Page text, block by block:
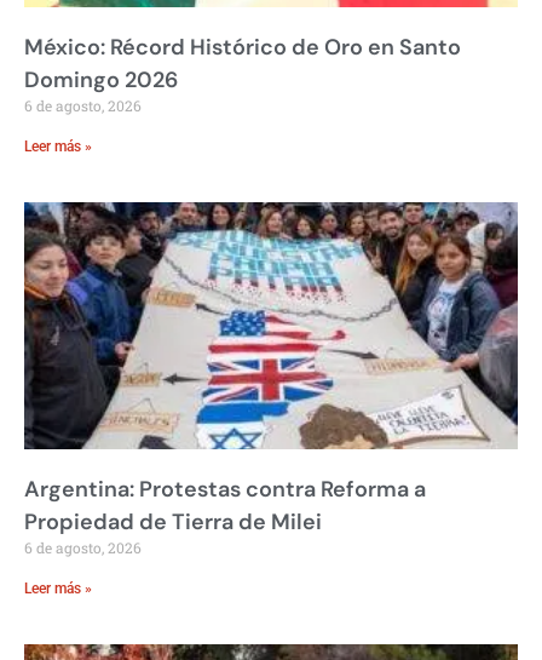
México: Récord Histórico de Oro en Santo
Domingo 2026
6 de agosto, 2026
Leer más »
Argentina: Protestas contra Reforma a
Propiedad de Tierra de Milei
6 de agosto, 2026
Leer más »